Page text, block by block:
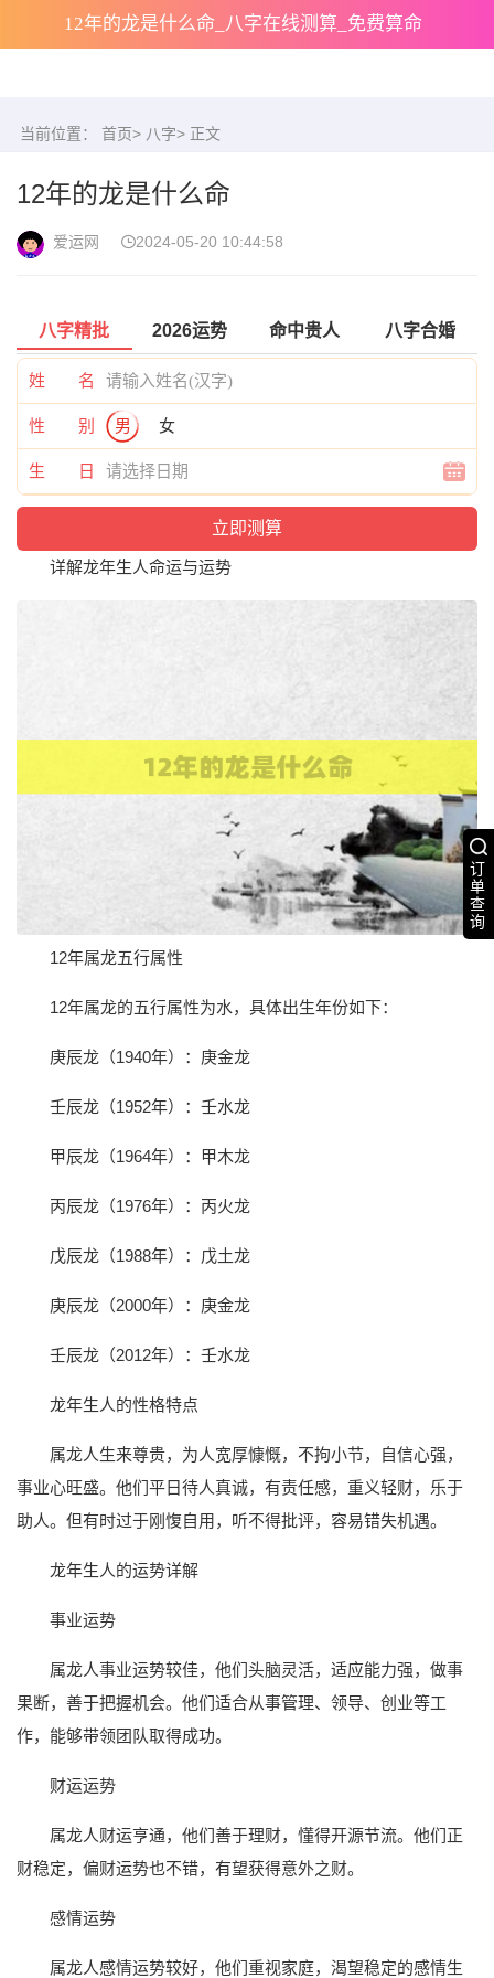
12年的龙是什么命_八字在线测算_免费算命
订
单
查
询
当前位置： 首页> 八字> 正文
12年的龙是什么命
爱运网 2024-05-20 10:44:58
八字精批 2026运势 命中贵人 八字合婚
姓 名
性 别 男 女
生 日
详解龙年生人命运与运势
12年属龙五行属性
12年属龙的五行属性为水，具体出生年份如下：
庚辰龙（1940年）：庚金龙
壬辰龙（1952年）：壬水龙
甲辰龙（1964年）：甲木龙
丙辰龙（1976年）：丙火龙
戊辰龙（1988年）：戊土龙
庚辰龙（2000年）：庚金龙
壬辰龙（2012年）：壬水龙
龙年生人的性格特点
属龙人生来尊贵，为人宽厚慷慨，不拘小节，自信心强，
事业心旺盛。他们平日待人真诚，有责任感，重义轻财，乐于
助人。但有时过于刚愎自用，听不得批评，容易错失机遇。
龙年生人的运势详解
事业运势
属龙人事业运势较佳，他们头脑灵活，适应能力强，做事
果断，善于把握机会。他们适合从事管理、领导、创业等工
作，能够带领团队取得成功。
财运运势
属龙人财运亨通，他们善于理财，懂得开源节流。他们正
财稳定，偏财运势也不错，有望获得意外之财。
感情运势
属龙人感情运势较好，他们重视家庭，渴望稳定的感情生